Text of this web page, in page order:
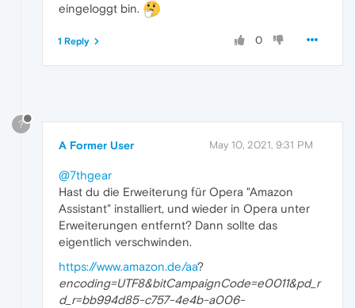
eingeloggt bin.
0
1 Reply
?
A Former User May 10, 2021, 9:31 PM
@7thgear
Hast du die Erweiterung für Opera "Amazon
Assistant" installiert, und wieder in Opera unter
Erweiterungen entfernt? Dann sollte das
eigentlich verschwinden.
https://www.amazon.de/aa?
encoding=UTF8&bitCampaignCode=e0011&pd_r
d_r=bb994d85-c757-4e4b-a006-